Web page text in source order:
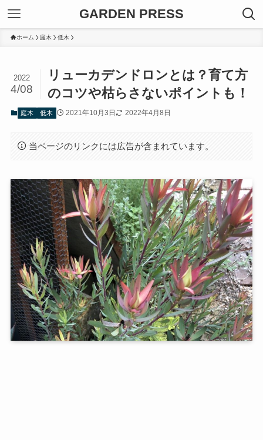
GARDEN PRESS
ホーム 庭木 低木
リューカデンドロンとは？育て方
のコツや枯らさないポイントも！
2022
4/08
庭木 低木 2021年10月3日 2022年4月8日
当ページのリンクには広告が含まれています。